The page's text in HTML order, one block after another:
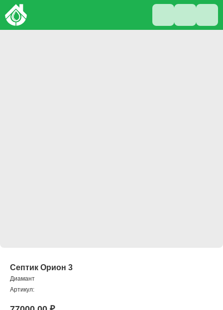
Септик Орион 3
Диамант
Артикул: